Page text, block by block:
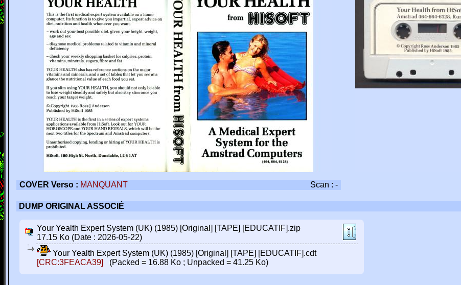
COVER Verso : MANQUANT Scan : -
DUMP ORIGINAL ASSOCIÉ
Your Yealth Expert System (UK) (1985) [Original] [TAPE] [EDUCATIF].zip
17.15 Ko (Date : 2026-05-22)
Your Yealth Expert System (UK) (1985) [Original] [TAPE] [EDUCATIF].cdt
[CRC:3FEACA39]
(Packed = 16.88 Ko ; Unpacked = 41.25 Ko)